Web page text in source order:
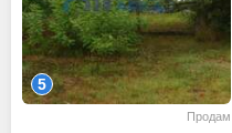
5
Продам